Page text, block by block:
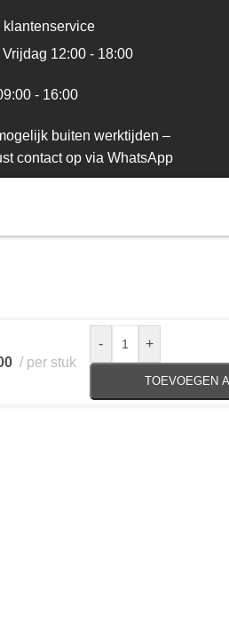
klantenservice
12:00 - 18:00
- 16:00
buiten werktijden –
contact op via WhatsApp
per stuk
- +
TOEVOEGEN